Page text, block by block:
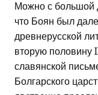
Можно с большой
что Боян был
древнерусской
вторую половину
славянской
Болгарского